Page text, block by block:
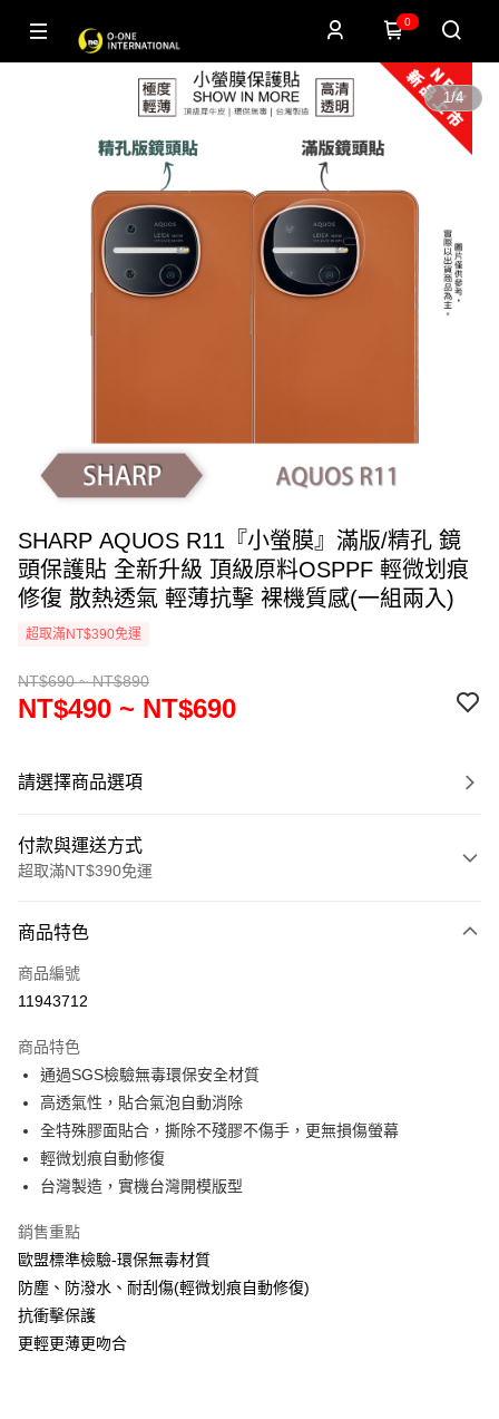
0
1/4
SHARP AQUOS R11『小螢膜』滿版/精孔 鏡
頭保護貼 全新升級 頂級原料OSPPF 輕微划痕
修復 散熱透氣 輕薄抗擊 裸機質感(一組兩入)
超取滿NT$390免運
NT$690 ~ NT$890
NT$490 ~ NT$690
請選擇商品選項
付款與運送方式
超取滿NT$390免運
信用卡一次付款
超商取貨付款
Apple Pay
街口支付
悠遊付
全盈+PAY
全家取貨付款
每筆NT$60，滿NT$390(含以上)免運費
7-11取貨付款
商品特色
商品編號
11943712
商品特色
通過SGS檢驗無毒環保安全材質
高透氣性，貼合氣泡自動消除
全特殊膠面貼合，撕除不殘膠不傷手，更無損傷螢幕
輕微划痕自動修復
台灣製造，實機台灣開模版型
銷售重點
歐盟標準檢驗-環保無毒材質
防塵、防潑水、耐刮傷(輕微划痕自動修復)
抗衝擊保護
更輕更薄更吻合